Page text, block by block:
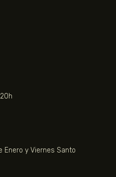
Enero y Viernes Santo